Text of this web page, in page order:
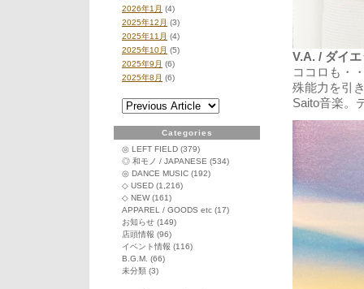
V.A. / ダイ
ココロも・
殊能力を引
Saito音楽。
2026年1月 (4)
2025年12月 (3)
2025年11月 (4)
2025年10月 (5)
2025年9月 (6)
2025年8月 (6)
Categories
◎ LEFT FIELD (379)
◎ 和モノ / JAPANESE (534)
◎ DANCE MUSIC (192)
◇ USED (1,216)
◇ NEW(161)
APPAREL / GOODS etc (17)
お知らせ (149)
店頭情報 (96)
イベント情報 (116)
B.G.M. (66)
未分類 (3)